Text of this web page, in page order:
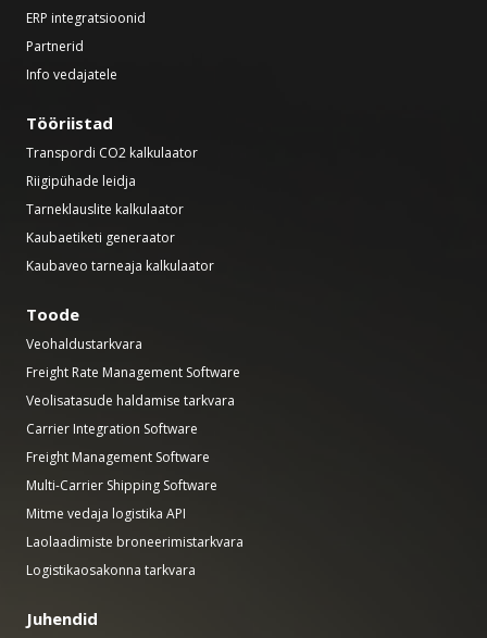
ERP integratsioonid
Partnerid
Info vedajatele
Tööriistad
Transpordi CO2 kalkulaator
Riigipühade leidja
Tarneklauslite kalkulaator
Kaubaetiketi generaator
Kaubaveo tarneaja kalkulaator
Toode
Veohaldustarkvara
Freight Rate Management Software
Veolisatasude haldamise tarkvara
Carrier Integration Software
Freight Management Software
Multi-Carrier Shipping Software
Mitme vedaja logistika API
Laolaadimiste broneerimistarkvara
Logistikaosakonna tarkvara
Juhendid